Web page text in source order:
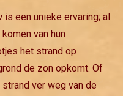
is een unieke ervaring; al
van hun
het strand op
de zon opkomt. Of
ver weg van de